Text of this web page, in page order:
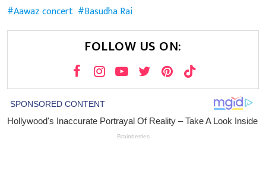
Aawaz concert Basudha Rai
FOLLOW US ON: